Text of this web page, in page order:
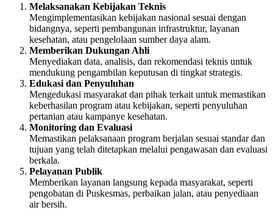
Melaksanakan Kebijakan Teknis
Mengimplementasikan kebijakan nasional sesuai dengan
bidangnya, seperti pembangunan infrastruktur, layanan
kesehatan, atau pengelolaan sumber daya alam.
Memberikan Dukungan Ahli
Menyediakan data, analisis, dan rekomendasi teknis untuk
mendukung pengambilan keputusan di tingkat strategis.
Edukasi dan Penyuluhan
Mengedukasi masyarakat dan pihak terkait untuk memastikan
keberhasilan program atau kebijakan, seperti penyuluhan
pertanian atau kampanye kesehatan.
Monitoring dan Evaluasi
Memastikan pelaksanaan program berjalan sesuai standar dan
tujuan yang telah ditetapkan melalui pengawasan dan evaluasi
berkala.
Pelayanan Publik
Memberikan layanan langsung kepada masyarakat, seperti
pengobatan di Puskesmas, perbaikan jalan, atau penyediaan
air bersih.